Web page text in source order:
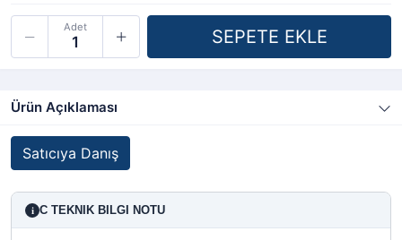
Adet
Ürün Açıklaması
Satıcıya Danış
i C TEKNIK BILGI NOTU